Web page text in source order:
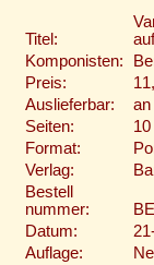
Titel:
Komponisten:
Preis:
Auslieferbar:
an
Seiten:
10
Format:
Verlag:
Bestell
nummer:
Datum:
Auflage: